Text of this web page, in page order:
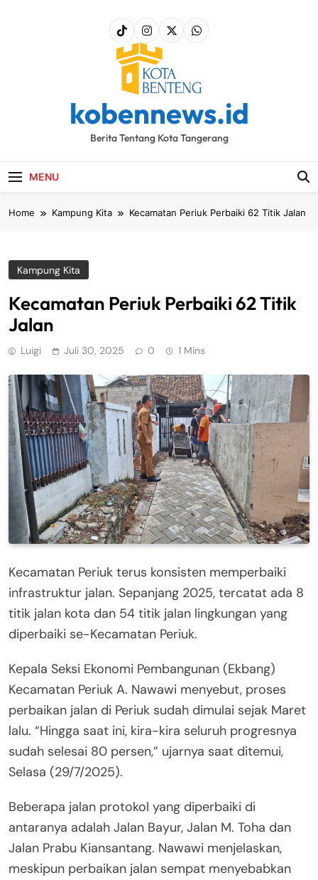
kobennews.id
Berita Tentang Kota Tangerang
MENU
Home Kampung Kita Kecamatan Periuk Perbaiki 62 Titik Jalan
Kampung Kita
Kecamatan Periuk Perbaiki 62 Titik
Jalan
Luigi Juli 30, 2025 0 1 Mins
Kecamatan Periuk terus konsisten memperbaiki
infrastruktur jalan. Sepanjang 2025, tercatat ada 8
titik jalan kota dan 54 titik jalan lingkungan yang
diperbaiki se-Kecamatan Periuk.
Kepala Seksi Ekonomi Pembangunan (Ekbang)
Kecamatan Periuk A. Nawawi menyebut, proses
perbaikan jalan di Periuk sudah dimulai sejak Maret
lalu. “Hingga saat ini, kira-kira seluruh progresnya
sudah selesai 80 persen,” ujarnya saat ditemui,
Selasa (29/7/2025).
Beberapa jalan protokol yang diperbaiki di
antaranya adalah Jalan Bayur, Jalan M. Toha dan
Jalan Prabu Kiansantang. Nawawi menjelaskan,
meskipun perbaikan jalan sempat menyebabkan